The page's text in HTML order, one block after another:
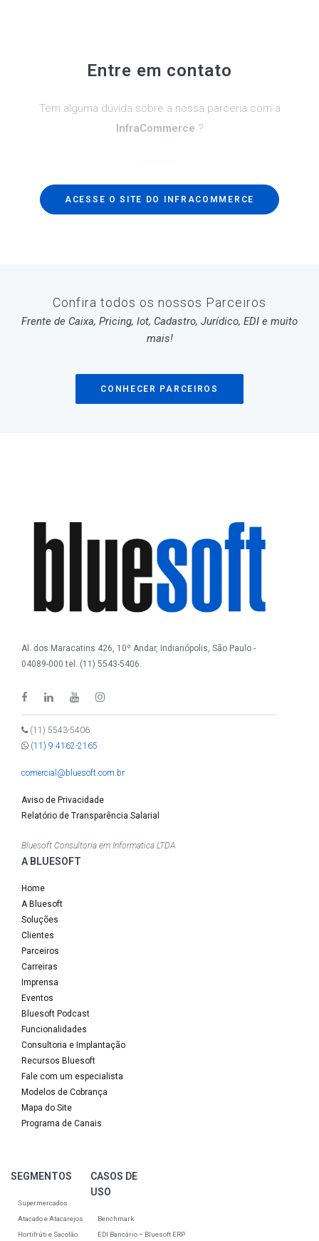
Entre em contato
Tem alguma dúvida sobre a nossa parceria com a
InfraCommerce ?
ACESSE O SITE DO INFRACOMMERCE
Confira todos os nossos Parceiros
Frente de Caixa, Pricing, Iot, Cadastro, Jurídico, EDI e muito
mais!
CONHECER PARCEIROS
Al. dos Maracatins 426, 10º Andar, Indianópolis, São Paulo -
04089-000 tel. (11) 5543-5406.
(11) 5543-5406
(11) 9 4162-2165
comercial@bluesoft.com.br
Aviso de Privacidade
Relatório de Transparência Salarial
Bluesoft Consultoria em Informatica LTDA
A BLUESOFT
Home
A Bluesoft
Soluções
Clientes
Parceiros
Carreiras
Imprensa
Eventos
Bluesoft Podcast
Funcionalidades
Consultoria e Implantação
Recursos Bluesoft
Fale com um especialista
Modelos de Cobrança
Mapa do Site
Programa de Canais
SEGMENTOS
Supermercados
Atacado e Atacarejos
Hortifrúti e Sacolão
CASOS DE
USO
Benchmark
EDI Bancário – Bluesoft ERP